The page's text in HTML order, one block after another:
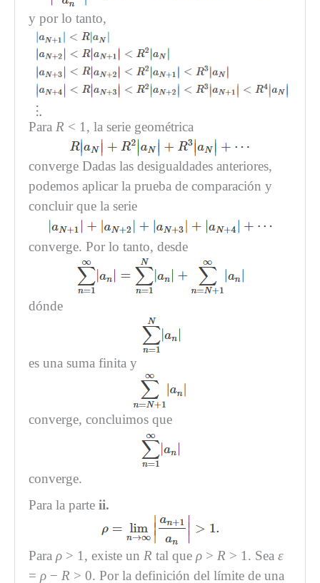
y por lo tanto,
Para R < 1, la serie geométrica
converge Dadas las desigualdades anteriores,
podemos aplicar la prueba de comparación y
concluir que la serie
converge. Por lo tanto, desde
dónde
es una suma finita y
converge, concluimos que
converge.
Para la parteii.
Paraρ > 1, existe unR tal queρ >R > 1. Seaε
= ρ −R > 0. Por la definición del límite de una